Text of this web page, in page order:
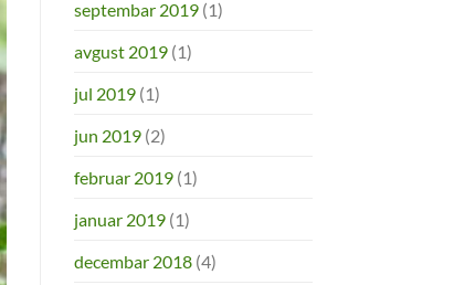
septembar 2019(1)
avgust 2019(1)
jul 2019(1)
jun 2019(2)
februar 2019(1)
januar 2019(1)
decembar 2018(4)